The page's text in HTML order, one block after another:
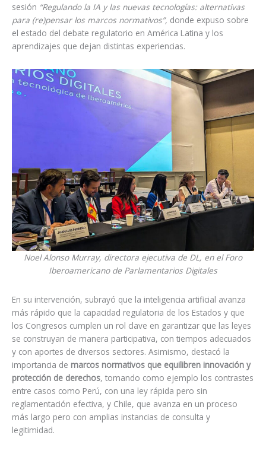
sesión “Regulando la IA y las nuevas tecnologías: alternativas
para (re)pensar los marcos normativos”, donde expuso sobre
el estado del debate regulatorio en América Latina y los
aprendizajes que dejan distintas experiencias.
Noel Alonso Murray, directora ejecutiva de DL, en el Foro
Iberoamericano de Parlamentarios Digitales
En su intervención, subrayó que la inteligencia artificial avanza
más rápido que la capacidad regulatoria de los Estados y que
los Congresos cumplen un rol clave en garantizar que las leyes
se construyan de manera participativa, con tiempos adecuados
y con aportes de diversos sectores. Asimismo, destacó la
importancia de marcos normativos que equilibren innovación y
protección de derechos, tomando como ejemplo los contrastes
entre casos como Perú, con una ley rápida pero sin
reglamentación efectiva, y Chile, que avanza en un proceso
más largo pero con amplias instancias de consulta y
legitimidad.